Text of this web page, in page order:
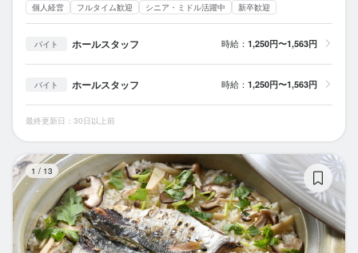
個人経営 フルタイム歓迎 シニア・ミドル活躍中 新卒歓迎
バイト ホールスタッフ 時給： 1,250円〜1,563円
バイト ホールスタッフ 時給： 1,250円〜1,563円
最終更新日：30日以上前
1 / 13